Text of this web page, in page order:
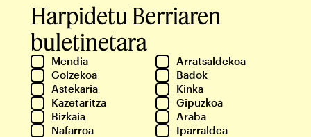
Harpidetu Berriaren
buletinetara
Mendia
Arratsaldekoa
Goizekoa
Badok
Astekaria
Kinka
Kazetaritza
Gipuzkoa
Bizkaia
Araba
Nafarroa
Iparraldea